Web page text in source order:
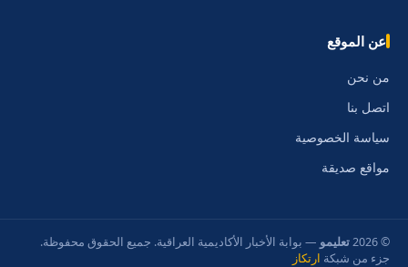
عن الموقع
من نحن
اتصل بنا
سياسة الخصوصية
مواقع صديقة
© 2026 تعليمو — بوابة الأخبار الأكاديمية العراقية. جميع الحقوق محفوظة.
جزء من شبكة ارتكاز